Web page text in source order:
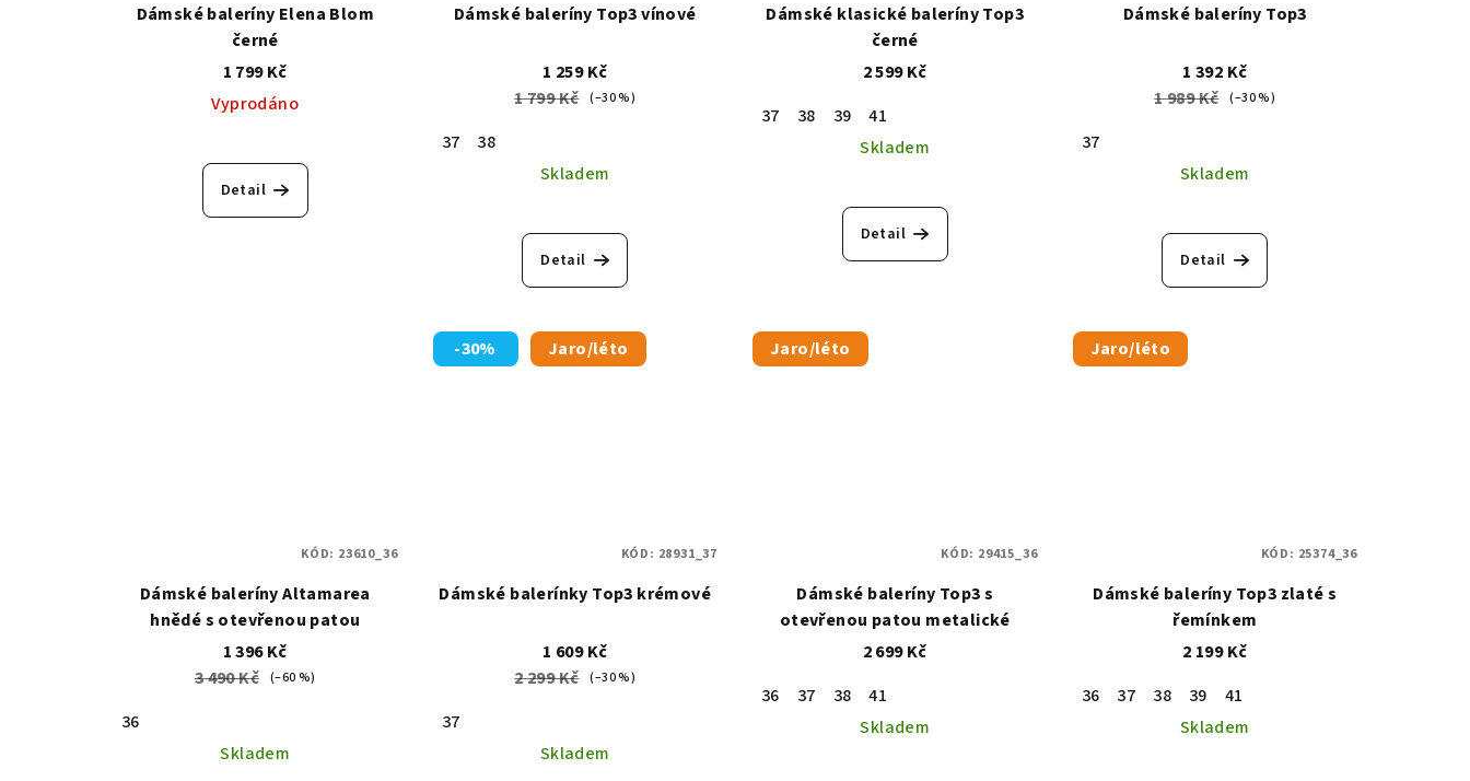
Dámské baleríny Elena Blom
černé
1 799 Kč
Vyprodáno
Detail
Dámské baleríny Top3 vínové
1 259 Kč
1 799 Kč (–30 %)
37
38
Skladem
Detail
Dámské klasické baleríny Top3
černé
2 599 Kč
37
38 39
41
Skladem
Detail
Dámské baleríny Top3
1 392 Kč
1 989 Kč (–30 %)
37
Skladem
Detail
Dámské baleríny Altamarea
hnědé s otevřenou patou
1 396 Kč
3 490 Kč (–60 %)
36
Skladem
KÓD: 23610_36
-30% Jaro/léto
Dámské balerínky Top3 krémové
1 609 Kč
2 299 Kč (–30 %)
37
Skladem
KÓD: 28931_37
Jaro/léto
Dámské baleríny Top3 s
otevřenou patou metalické
2 699 Kč
36
37 38
41
Skladem
KÓD: 29415_36
Jaro/léto
Dámské baleríny Top3 zlaté s
řemínkem
2 199 Kč
36
37 38 39
41
Skladem
KÓD: 25374_36